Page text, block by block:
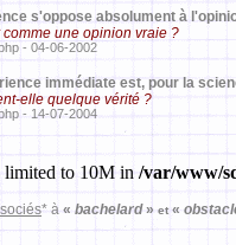
s'oppose absolument à
une opinion vraie ?
- 04-06-2002
immédiate est, pour la
elle quelque vérité ?
- 14-07-2004
limited to 10M in /var/www/
* à « bachelard» et«